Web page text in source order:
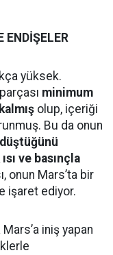
ENDİŞELER
yüksek.
minimum
olup, içeriği
Bu da onun
ve basınçla
onun Mars’ta bir
işaret ediyor.
iniş yapan